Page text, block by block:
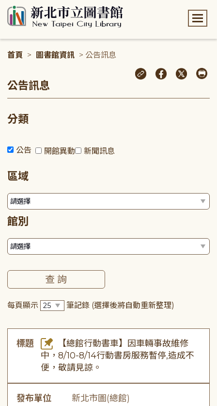
首頁 > 圖書館資訊 > 公告訊息
公告訊息
分類
公告 開館異動 新聞訊息
區域
館別
每頁顯示 筆記錄 (選擇後將自動重新整理)
標題
【總館行動書車】因車輛事故維修
中，8/10-8/14行動書房服務暫停,造成不
便，敬請見諒。
發布單位 新北市圖(總館)